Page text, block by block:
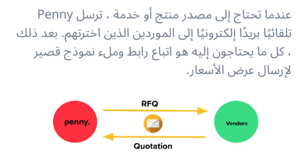
عندما تحتاج إلى مصدر منتج أو خدمة ، ترسل Penny
تلقائيًا بريدًا إلكترونيًا إلى الموردين الذين اخترتهم. بعد ذلك
، كل ما يحتاجون إليه هو اتباع رابط وملء نموذج قصير
لإرسال عرض الأسعار.